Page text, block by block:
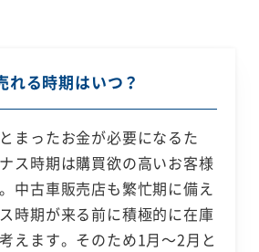
れる時期はいつ？
まったお金が必要になるた
ス時期は購買欲の高いお客様
中古車販売店も繁忙期に備え
時期が来る前に積極的に在庫
えます。そのため1月～2月と